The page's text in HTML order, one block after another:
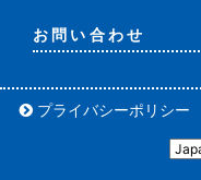
お問い合わせ
プライバシーポリシー